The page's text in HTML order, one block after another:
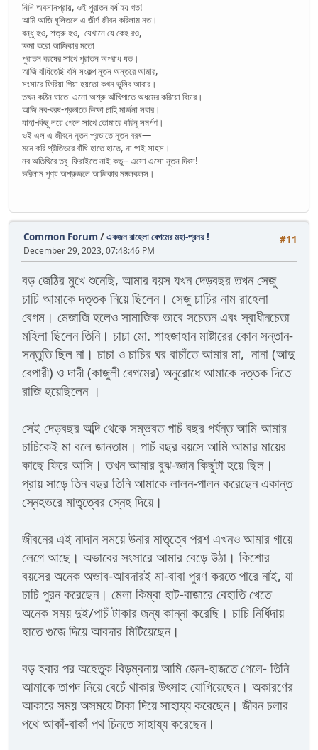
নিশি অবসানপ্রায়, ওই পুরাতন বর্ষ হয় গত!
আমি আজি ধূলিতলে এ জীর্ণ জীবন করিলাম নত।
বন্ধু হও, শত্রু হও, যেখানে যে কেহ রও,
ক্ষমা করো আজিকার মতো
পুরাতন বরষের সাথে পুরাতন অপরাধ যত।
আজি বাঁধিতেছি বসি সংকল্প নূতন অন্তরে আমার,
সংসারে ফিরিয়া গিয়া হয়তো কখন ভুলিব আবার।
তখন কঠিন ঘাতে এনো অশ্রু আঁখিপাতে অধমের করিয়ো বিচার।
আজি নব-বরষ-প্রভাতে ভিক্ষা চাহি মার্জনা সবার।
যাহা-কিছু লয়ে গেলে সাথে তোমারে করিনু সমর্পণ।
ওই এল এ জীবনে নূতন প্রভাতে নূতন বরষ—
মনে করি প্রীতিভরে বাঁধি হাতে হাতে, না পাই সাহস।
নব অতিথিরে তবু ফিরাইতে নাই কভু-- এসো এসো নূতন দিবস!
ভরিলাম পুণ্য অশ্রুজলে আজিকার মঙ্গলকলস।
#11
Common Forum /একজন রাহেলা বেগমের মহা-প্রনয় !
December 29, 2023, 07:48:46 PM
বড় জেঠির মুখে শুনেছি, আমার বয়স যখন দেড়বছর তখন সেজু
চাচি আমাকে দত্তক নিয়ে ছিলেন। সেজু চাচির নাম রাহেলা
বেগম। মেজাজি হলেও সামাজিক ভাবে সচেতন এবং স্বাধীনচেতা
মহিলা ছিলেন তিনি। চাচা মো. শাহজাহান মাষ্টারের কোন সন্তান-
সন্তুতি ছিল না। চাচা ও চাচির ঘর বাচাঁতে আমার মা, নানা (আদু
বেপারী) ও দাদী (কাজুলী বেগমের) অনুরোধে আমাকে দত্তক দিতে
রাজি হয়েছিলেন ।
সেই দেড়বছর অব্দি থেকে সম্ভবত পাচঁ বছর পর্যন্ত আমি আমার
চাচিকেই মা বলে জানতাম। পাচঁ বছর বয়সে আমি আমার মায়ের
কাছে ফিরে আসি। তখন আমার বুঝ-জ্ঞান কিছুটা হয়ে ছিল।
প্রায় সাড়ে তিন বছর তিনি আমাকে লালন-পালন করেছেন একান্ত
স্নেহভরে মাতৃত্বের স্নেহ দিয়ে।
জীবনের এই নাদান সময়ে উনার মাতৃত্বে পরশ এখনও আমার গায়ে
লেগে আছে। অভাবের সংসারে আমার বেড়ে উঠা। কিশোর
বয়সের অনেক অভাব-আবদারই মা-বাবা পুরণ করতে পারে নাই, যা
চাচি পুরন করেছেন। মেলা কিম্বা হাট-বাজারে বেহাতি খেতে
অনেক সময় দুই/পাচঁ টাকার জন্য কান্না করেছি। চাচি নির্ধিদায়
হাতে গুজে দিয়ে আবদার মিটিয়েছেন।
বড় হবার পর অহেতুক বিড়ম্বনায় আমি জেল-হাজতে গেলে- তিনি
আমাকে তাগদ নিয়ে বেচেঁ থাকার উৎসাহ যোগিয়েছেন। অকারণের
আকারে সময় অসময়ে টাকা দিয়ে সাহায্য করেছেন। জীবন চলার
পথে আকাঁ-বাকাঁ পথ চিনতে সাহায্য করেছেন।